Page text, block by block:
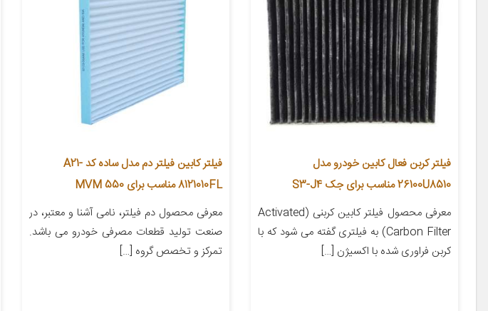
فیلتر کربن فعال کابین خودرو مدل
26100U8510 مناسب برای جک S3-J4
معرفی محصول فیلتر کابین کربنی (Activated
Carbon Filter) به فیلتری گفته می شود که با
کربن فراوری شده با اکسیژن […]
فیلتر کابین فیلتر دم مدل ساده کد A21-
8121010FL مناسب برای MVM 550
معرفی محصول دم فیلتر، نامی آشنا و معتبر، در
صنعت تولید قطعات مصرفی خودرو می باشد.
تمرکز و تخصص گروه […]